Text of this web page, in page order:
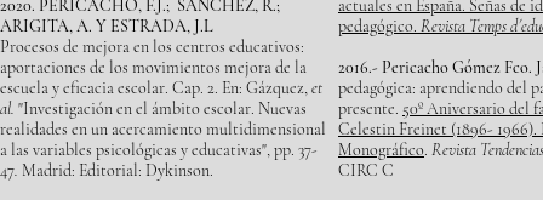
2020. PERICACHO, F.J.; SÁNCHEZ, R.;
ARIGITA, A. Y ESTRADA, J.L
Procesos de mejora en los centros educativos:
aportaciones de los movimientos mejora de la
escuela y eficacia escolar. Cap. 2. En: Gázquez,et
al. "Investigación en el ámbito escolar. Nuevas
realidades en un acercamiento multidimensional
a las variables psicológicas y educativas", pp. 37-
47. Madrid: Editorial: Dykinson.
actuales en España. Señas de
pedagógico. Revista Temps
2016.- Pericacho Gómez Fco.
pedagógica: aprendiendo del
presente. 50º Aniversario del
Celestin Freinet (1896- 1966).
Monográfico. Revista
CIRC C